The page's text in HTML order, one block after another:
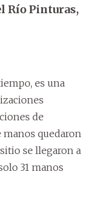
Río Pinturas,
es una
de
quedaron
se llegaron a
31 manos